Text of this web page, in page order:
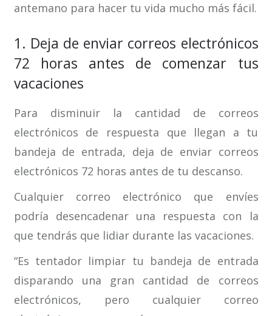
antemano para hacer tu vida mucho más fácil.
1. Deja de enviar correos electrónicos
72 horas antes de comenzar tus
vacaciones
Para disminuir la cantidad de correos
electrónicos de respuesta que llegan a tu
bandeja de entrada, deja de enviar correos
electrónicos 72 horas antes de tu descanso.
Cualquier correo electrónico que envíes
podría desencadenar una respuesta con la
que tendrás que lidiar durante las vacaciones.
“Es tentador limpiar tu bandeja de entrada
disparando una gran cantidad de correos
electrónicos, pero cualquier correo